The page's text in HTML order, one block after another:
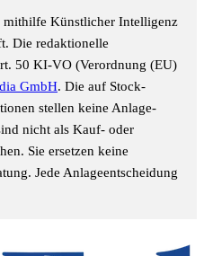
mithilfe Künstlicher Intelligenz
Die redaktionelle
50 KI-VO (Verordnung (EU)
GmbH. Die auf Stock-
stellen keine Anlage-
nicht als Kauf- oder
Sie ersetzen keine
Jede Anlageentscheidung